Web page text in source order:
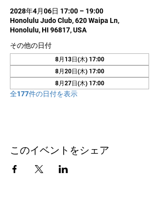
2028年4月06日 17:00 – 19:00
Honolulu Judo Club, 620 Waipa Ln,
Honolulu, HI 96817, USA
その他の日付
8月13日(木) 17:00
8月20日(木) 17:00
8月27日(木) 17:00
全177件の日付を表示
このイベントをシェア